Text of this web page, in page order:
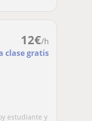
12€/h
clase gratis
estudiante y